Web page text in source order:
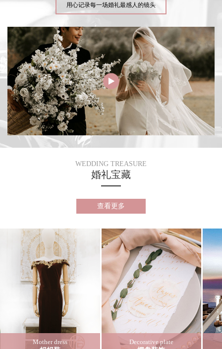
用心记录每一场婚礼最感人的镜头
WEDDING TREASURE
婚礼宝藏
查看更多
Mother dress
Decorative plate